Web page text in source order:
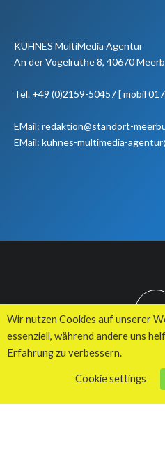
KUHNES MultiMedia Agentur
An der Vogelruthe 8, 40670
Tel. +49 (0)2159-50457 [ mobil
EMail: redaktion@standort-
EMail: kuhnes-multimedia-
© 2026 Kuhnes
Wir nutzen Cookies auf unserer
essenziell, während andere uns
Erfahrung zu verbessern.
Cookie settings